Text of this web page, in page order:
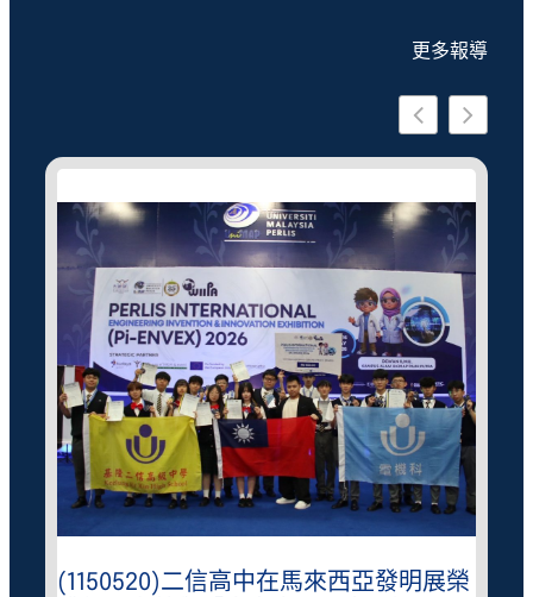
更多報導
(1150520)二信高中在馬來西亞發明展榮